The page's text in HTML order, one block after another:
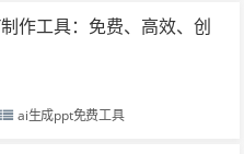
作工具：免费、高效、创
ai生成ppt免费工具